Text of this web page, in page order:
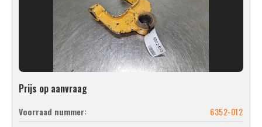
Prijs op aanvraag
Voorraad nummer:
6352-012